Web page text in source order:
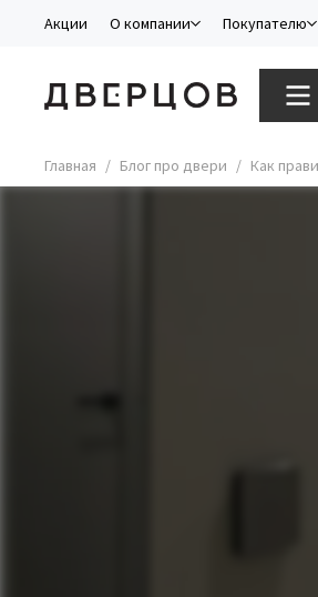
Акции О компании Покупателю
Главная Блог про двери Как